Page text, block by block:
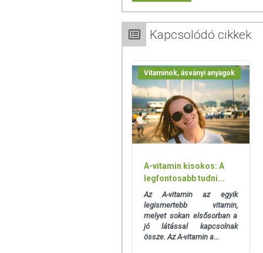
Adagolás: Napi 1 kapszula.
ÖSSZETÉTEL
Összetevők:töltőanyag (szójaolaj),
Hatóanyagok 1 kapszulában:
A-vitamin: 800 µg 100 NRV%
NRV%= Felnőttek részére ajánlott napi
TOVÁBBI TUDNIVALÓK
Származási hely: Németország
Tárolás:Száraz, hűvös helyen, 25°C
Kapcsolódó cikkek
Vitaminok, ásványi anyagok
A-vitamin kisokos: A
legfontosabb tudni...
Az A-vitamin az egyik
legismertebb vitamin,
melyet sokan elsősorban a
jó látással kapcsolnak
össze. Az A-vitamin a...